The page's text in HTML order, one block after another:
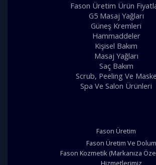
Fason Üretim Ürün
G5 Masaj Yağları
Güneş Kremleri
Hammaddeler
Kişisel Bakım
Masaj Yağları
Saç Bakım
Scrub, Peeling Ve Maske
Spa Ve Salon Ürünleri
Fason Üretim
Fason Üretim Ve Dolum
Fason Kozmetik (Markanıza
Hizmetlerimiz